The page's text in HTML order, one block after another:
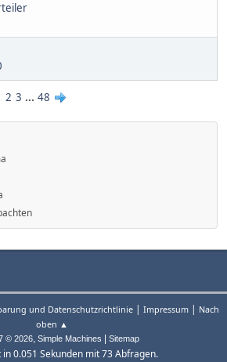
2 3 ... 48
und Datenschutzrichtlinie| Impressum| Nach
oben ▲
© 2026, Simple Machines Sitemap
0.051 Sekunden mit 73 Abfragen.